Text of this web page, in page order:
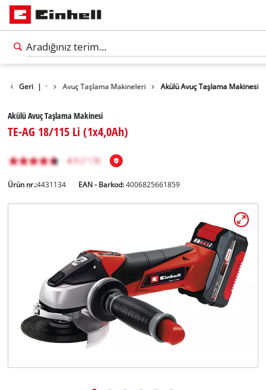
English
Geri |
Aletler Avuç Taşlama Makineleri Akülü Avuç Taşlama Makinesi
Akülü Avuç Taşlama Makinesi
TE-AG 18/115 Li (1x4,0Ah)
Ürün nr.:4431134 EAN - Barkod:4006825661859